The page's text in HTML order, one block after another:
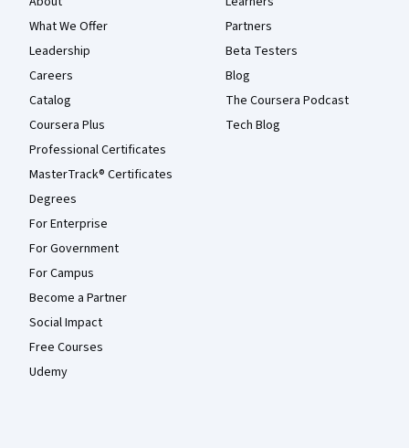
What We Offer
Leadership
Careers
Catalog
Coursera Plus
Professional Certificates
MasterTrack® Certificates
Degrees
For Enterprise
For Government
For Campus
Become a Partner
Social Impact
Free Courses
Udemy
Partners
Beta Testers
Blog
The Coursera Podcast
Tech Blog